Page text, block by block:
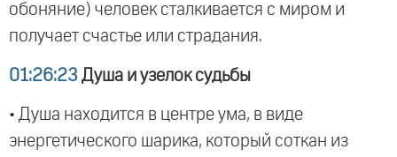
обоняние) человек сталкивается с миром и
получает счастье или страдания.
01:26:23 Душа и узелок судьбы
• Душа находится в центре ума, в виде
энергетического шарика, который соткан из